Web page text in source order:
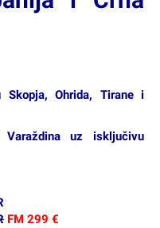
Ohrida, Tirane i
uz isključivu
FM 299 €